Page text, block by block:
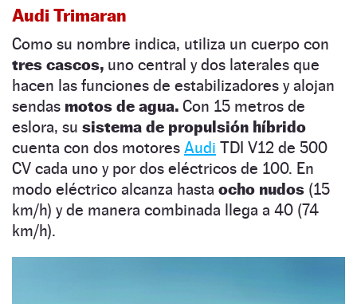
Audi Trimaran
Como su nombre indica, utiliza un cuerpo con
tres cascos, uno central y dos laterales que
hacen las funciones de estabilizadores y alojan
sendas motos de agua. Con 15 metros de
eslora, su sistema de propulsión híbrido
cuenta con dos motores Audi TDI V12 de 500
CV cada uno y por dos eléctricos de 100. En
modo eléctrico alcanza hasta ocho nudos (15
km/h) y de manera combinada llega a 40 (74
km/h).